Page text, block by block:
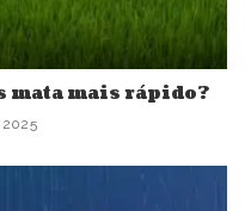
mata mais rápido?
2025